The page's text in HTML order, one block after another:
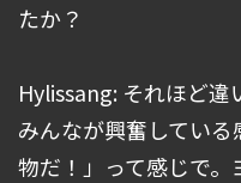
たか？
Hylissang: それほど
みんなが興奮してい
物だ！」って感じで